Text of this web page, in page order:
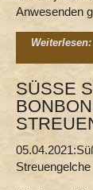
Anwesenden
SÜSSE